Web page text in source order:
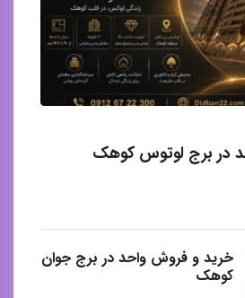
در برج لوتوس کوهک
خرید و فروش واحد در برج جوان
کوهک